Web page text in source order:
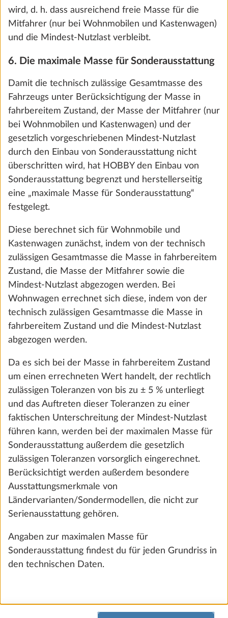
Autarkpaket inkl. Laderegler mit Booster,
Lithium-Batterie (Super B Epsilon, 100
Ah) und Batteriekasten
18,3 kg
€ 2.191
Vorbereitung für Autarkpaket inkl.
Laderegler mit Booster, Batteriesensor
und Batteriekasten
Mehr
2,8 kg
€ 510
Hinzufügen
wird, d. h. dass ausreichend freie Masse für die
Mitfahrer (nur bei Wohnmobilen und Kastenwagen)
und die Mindest-Nutzlast verbleibt.
6. Die maximale Masse für Sonderausstattung
Damit die technisch zulässige Gesamtmasse des
Fahrzeugs unter Berücksichtigung der Masse in
fahrbereitem Zustand, der Masse der Mitfahrer (nur
bei Wohnmobilen und Kastenwagen) und der
gesetzlich vorgeschriebenen Mindest-Nutzlast
durch den Einbau von Sonderausstattung nicht
überschritten wird, hat HOBBY den Einbau von
Sonderausstattung begrenzt und herstellerseitig
eine „maximale Masse für Sonderausstattung“
festgelegt.
Diese berechnet sich für Wohnmobile und
Kastenwagen zunächst, indem von der technisch
zulässigen Gesamtmasse die Masse in fahrbereitem
Zustand, die Masse der Mitfahrer sowie die
Mindest-Nutzlast abgezogen werden. Bei
Wohnwagen errechnet sich diese, indem von der
technisch zulässigen Gesamtmasse die Masse in
fahrbereitem Zustand und die Mindest-Nutzlast
abgezogen werden.
Da es sich bei der Masse in fahrbereitem Zustand
um einen errechneten Wert handelt, der rechtlich
zulässigen Toleranzen von bis zu ± 5 % unterliegt
und das Auftreten dieser Toleranzen zu einer
faktischen Unterschreitung der Mindest-Nutzlast
führen kann, werden bei der maximalen Masse für
Sonderausstattung außerdem die gesetzlich
zulässigen Toleranzen vorsorglich eingerechnet.
Berücksichtigt werden außerdem besondere
Ausstattungsmerkmale von
Ländervarianten/Sondermodellen, die nicht zur
Serienausstattung gehören.
Angaben zur maximalen Masse für
Sonderausstattung findest du für jeden Grundriss in
den technischen Daten.